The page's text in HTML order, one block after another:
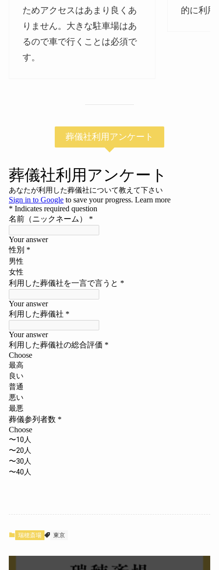
ためアクセスはあまり良くあ
りません。大きな駐車場はあ
るので車で行くことは必須で
す。
的に利用
葬儀社利用アンケート
瑞穂斎場 東京